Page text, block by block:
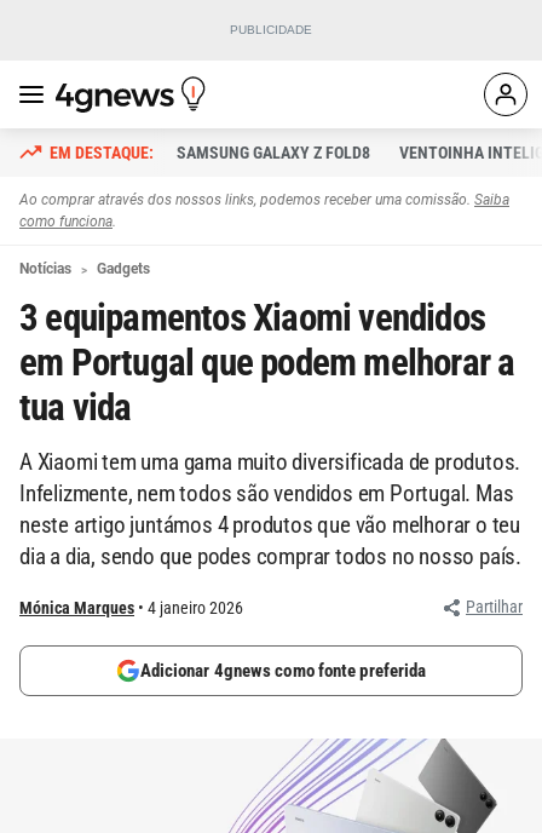
SAMSUNG GALAXY Z FOLD8 VENTOINHA
Ao comprar através dos nossos links, podemos receber uma comissão. Saiba
como funciona.
Notícias Gadgets
3 equipamentos Xiaomi vendidos
em Portugal que podem melhorar a
tua vida
A Xiaomi tem uma gama muito diversificada de produtos.
Infelizmente, nem todos são vendidos em Portugal. Mas
neste artigo juntámos 4 produtos que vão melhorar o teu
dia a dia, sendo que podes comprar todos no nosso país.
Mónica Marques 4 janeiro 2026 Partilhar
Adicionar 4gnews como fonte preferida